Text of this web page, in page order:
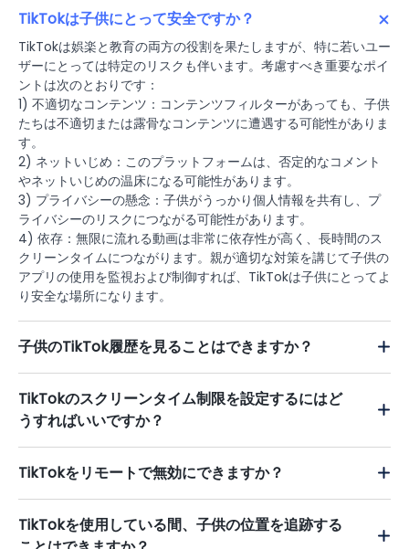
TikTokは子供にとって安全ですか？
TikTokは娯楽と教育の両方の役割を果たしますが、特に若いユー
ザーにとっては特定のリスクも伴います。考慮すべき重要なポイ
ントは次のとおりです：
1)​​ 不適切なコンテンツ：コンテンツフィルターがあっても、子供
たちは不適切または露骨なコンテンツに遭遇する可能性がありま
す。
2) ネットいじめ：このプラットフォームは、否定的なコメント
やネットいじめの温床になる可能性があります。
3) プライバシーの懸念：子供がうっかり個人情報を共有し、プ
ライバシーのリスクにつながる可能性があります。
4) 依存：無限に流れる動画は非常に依存性が高く、長時間のス
クリーンタイムにつながります。親が適切な対策を講じて子供の
アプリの使用を監視および制御すれば、TikTokは子供にとってよ
り安全な場所になります。
子供のTikTok履歴を見ることはできますか？
TikTokのスクリーンタイム制限を設定するにはど
うすればいいですか？
TikTokをリモートで無効にできますか？
TikTokを使用している間、子供の位置を追跡する